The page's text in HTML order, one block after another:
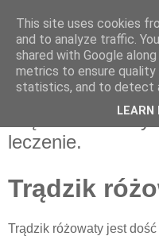
Trądzik różowaty
leczenie.
Trądzik
Trądzik różowaty jest
This site uses cookies
and to analyze traffic.
shared with Google
metrics to ensure
statistics, and to detect
LEARN